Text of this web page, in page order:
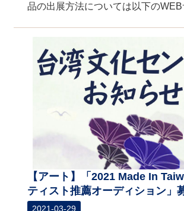
品の出展方法については以下のWEB
【アート】「2021 Made In
ティスト推薦オーディション」
2021-03-29